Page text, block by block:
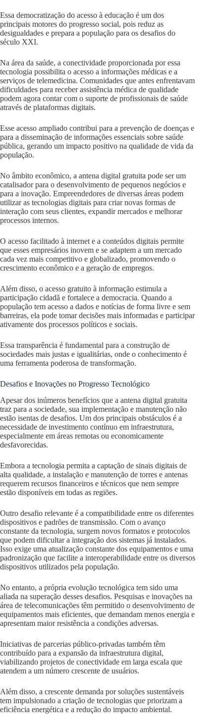
Essa democratização do acesso à educação é um dos
principais motores do progresso social, pois reduz as
desigualdades e prepara a população para os desafios do
século XXI.
Na área da saúde, a conectividade proporcionada por essa
tecnologia possibilita o acesso a informações médicas e a
serviços de telemedicina. Comunidades que antes enfrentavam
dificuldades para receber assistência médica de qualidade
podem agora contar com o suporte de profissionais de saúde
através de plataformas digitais.
Esse acesso ampliado contribui para a prevenção de doenças e
para a disseminação de informações essenciais sobre saúde
pública, gerando um impacto positivo na qualidade de vida da
população.
No âmbito econômico, a antena digital gratuita pode ser um
catalisador para o desenvolvimento de pequenos negócios e
para a inovação. Empreendedores de diversas áreas podem
utilizar as tecnologias digitais para criar novas formas de
interação com seus clientes, expandir mercados e melhorar
processos internos.
O acesso facilitado à internet e a conteúdos digitais permite
que esses empresários inovem e se adaptem a um mercado
cada vez mais competitivo e globalizado, promovendo o
crescimento econômico e a geração de empregos.
Além disso, o acesso gratuito à informação estimula a
participação cidadã e fortalece a democracia. Quando a
população tem acesso a dados e notícias de forma livre e sem
barreiras, ela pode tomar decisões mais informadas e participar
ativamente dos processos políticos e sociais.
Essa transparência é fundamental para a construção de
sociedades mais justas e igualitárias, onde o conhecimento é
uma ferramenta poderosa de transformação.
Desafios e Inovações no Progresso Tecnológico
Apesar dos inúmeros benefícios que a antena digital gratuita
traz para a sociedade, sua implementação e manutenção não
estão isentas de desafios. Um dos principais obstáculos é a
necessidade de investimento contínuo em infraestrutura,
especialmente em áreas remotas ou economicamente
desfavorecidas.
Embora a tecnologia permita a captação de sinais digitais de
alta qualidade, a instalação e manutenção de torres e antenas
requerem recursos financeiros e técnicos que nem sempre
estão disponíveis em todas as regiões.
Outro desafio relevante é a compatibilidade entre os diferentes
dispositivos e padrões de transmissão. Com o avanço
constante da tecnologia, surgem novos formatos e protocolos
que podem dificultar a integração dos sistemas já instalados.
Isso exige uma atualização constante dos equipamentos e uma
padronização que facilite a interoperabilidade entre os diversos
dispositivos utilizados pela população.
No entanto, a própria evolução tecnológica tem sido uma
aliada na superação desses desafios. Pesquisas e inovações na
área de telecomunicações têm permitido o desenvolvimento de
equipamentos mais eficientes, que demandam menos energia e
apresentam maior resistência a condições adversas.
Iniciativas de parcerias público-privadas também têm
contribuído para a expansão da infraestrutura digital,
viabilizando projetos de conectividade em larga escala que
atendem a um número crescente de usuários.
Além disso, a crescente demanda por soluções sustentáveis
tem impulsionado a criação de tecnologias que priorizam a
eficiência energética e a redução do impacto ambiental.